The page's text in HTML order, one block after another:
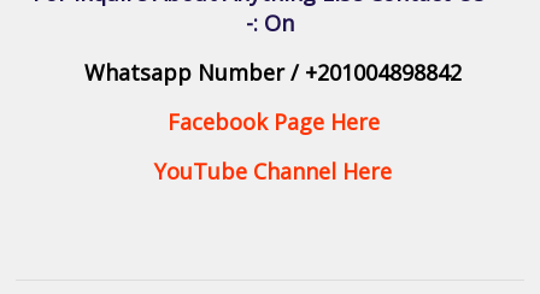
On :-
Whatsapp Number / +201004898842
Facebook Page Here
YouTube Channel Here